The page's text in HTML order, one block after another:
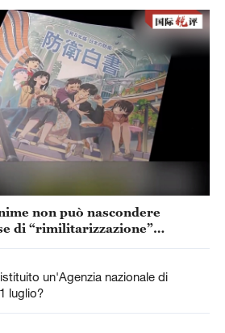
non può nascondere
di “rimilitarizzazione”
un'Agenzia nazionale di
luglio?